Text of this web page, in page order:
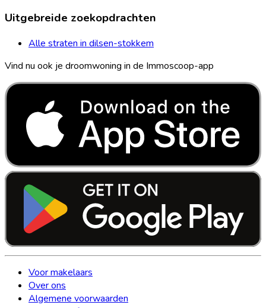
Uitgebreide zoekopdrachten
Alle straten in dilsen-stokkem
Vind nu ook je droomwoning in de Immoscoop-app
Voor makelaars
Over ons
Algemene voorwaarden